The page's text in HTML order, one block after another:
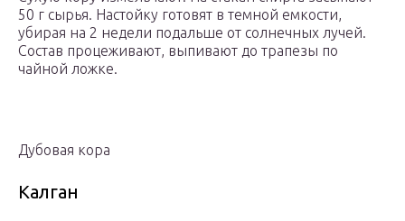
50 г сырья. Настойку готовят в темной емкости,
убирая на 2 недели подальше от солнечных лучей.
Состав процеживают, выпивают до трапезы по
чайной ложке.
Дубовая кора
Калган